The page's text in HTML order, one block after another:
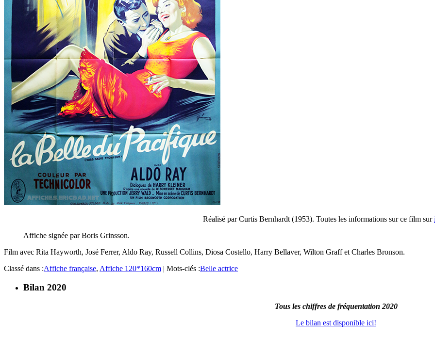
Réalisé par Curtis Bernhardt (1953). Toutes les informations sur ce film sur
Affiche signée par Boris Grinsson.
Film avec Rita Hayworth, José Ferrer, Aldo Ray, Russell Collins, Diosa Costello, Harry Bellaver, Wilton Graff et Charles Bronson.
Classé dans :Affiche française, Affiche 120*160cm | Mots-clés :Belle actrice
Bilan 2020
Tous les chiffres de fréquentation 2020
Le bilan est disponible ici!